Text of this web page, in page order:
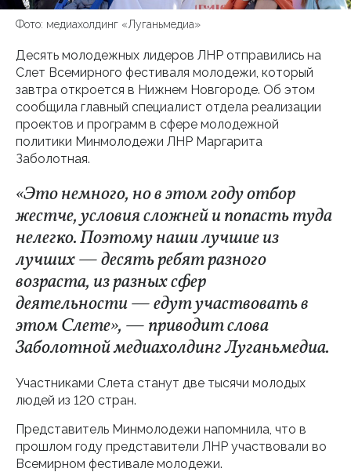
Фото: медиахолдинг «Луганьмедиа»
Десять молодежных лидеров ЛНР отправились на
Слет Всемирного фестиваля молодежи, который
завтра откроется в Нижнем Новгороде. Об этом
сообщила главный специалист отдела реализации
проектов и программ в сфере молодежной
политики Минмолодежи ЛНР Маргарита
Заболотная.
«Это немного, но в этом году отбор
жестче, условия сложней и попасть туда
нелегко. Поэтому наши лучшие из
лучших — десять ребят разного
возраста, из разных сфер
деятельности — едут участвовать в
этом Слете», — приводит слова
Заболотной медиахолдинг Луганьмедиа.
Участниками Слета станут две тысячи молодых
людей из 120 стран.
Представитель Минмолодежи напомнила, что в
прошлом году представители ЛНР участвовали во
Всемирном фестивале молодежи.